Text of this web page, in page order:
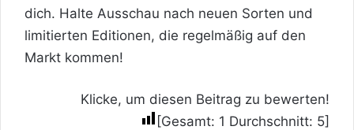
dich. Halte Ausschau nach neuen Sorten und
limitierten Editionen, die regelmäßig auf den
Markt kommen!
Klicke, um diesen Beitrag zu bewerten!
[Gesamt: 1 Durchschnitt: 5]